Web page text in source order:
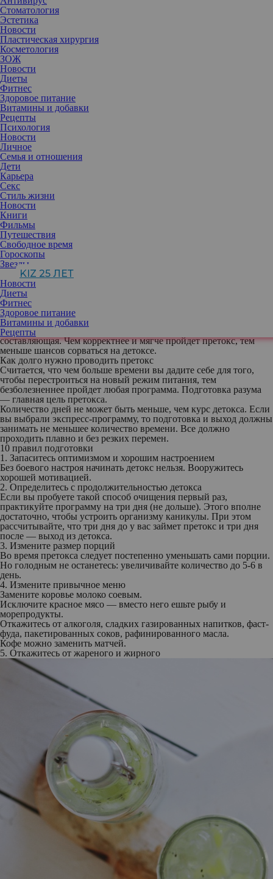
Стоматология
Эстетика
Новости
Пластическая хирургия
Косметология
ЗОЖ
Новости
Диеты
Фитнес
Здоровое питание
Витамины и добавки
Рецепты
Психология
Новости
Личное
Семья и отношения
Дети
Карьера
Секс
Стиль жизни
Новости
Книги
Фильмы
Путешествия
Свободное время
Гороскопы
Звезды
KIZ 25 ЛЕТ
Новости
Диеты
Фитнес
Здоровое питание
Витамины и добавки
Рецепты
После затяжного карантина перед выходом в офис и
возвращению к активной социальной жизни организму не
помещает перезагрузка. Лучший вариант — детокс. Но к нему
тоже нужно готовиться, чтобы организм не получил
дополнительный стресс.
Для подготовительного этапа перед детоксом диетологи
придумали специальное название — претокс. Основная идея в
том, чтобы наиболее мягко и без стресса войти в программу
очищения. Самое важное — не контроль питания или
исключение каких-либо продуктов, а психологическая
составляющая. Чем корректнее и мягче пройдет претокс, тем
меньше шансов сорваться на детоксе.
Как долго нужно проводить претокс
Считается, что чем больше времени вы дадите себе для того,
чтобы перестроиться на новый режим питания, тем
безболезненнее пройдет любая программа. Подготовка разума
— главная цель претокса.
Количество дней не может быть меньше, чем курс детокса. Если
вы выбрали экспресс-программу, то подготовка и выход должны
занимать не меньшее количество времени. Все должно
проходить плавно и без резких перемен.
10 правил подготовки
1. Запаситесь оптимизмом и хорошим настроением
Без боевого настроя начинать детокс нельзя. Вооружитесь
хорошей мотивацией.
2. Определитесь с продолжительностью детокса
Если вы пробуете такой способ очищения первый раз,
практикуйте программу на три дня (не дольше). Этого вполне
достаточно, чтобы устроить организму каникулы. При этом
рассчитывайте, что три дня до у вас займет претокс и три дня
после — выход из детокса.
3. Измените размер порций
Во время претокса следует постепенно уменьшать сами порции.
Но голодным не останетесь: увеличивайте количество до 5-6 в
день.
4. Измените привычное меню
Замените коровье молоко соевым.
Исключите красное мясо — вместо него ешьте рыбу и
морепродукты.
Откажитесь от алкоголя, сладких газированных напитков, фаст-
фуда, пакетированных соков, рафинированного масла.
Кофе можно заменить матчей.
5. Откажитесь от жареного и жирного